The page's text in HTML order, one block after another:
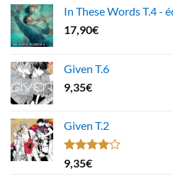
In These Words T.4 -
17,90€
Given T.6
9,35€
Given T.2
Note
4.00
9,35€